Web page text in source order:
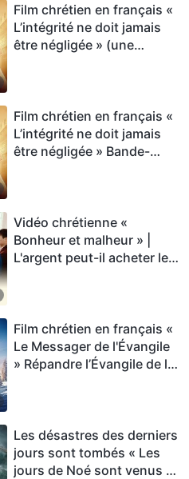
Film chrétien en français «
L’intégrité ne doit jamais
être négligée » (une
Film chrétien en français «
L’intégrité ne doit jamais
être négligée » Bande-
Vidéo chrétienne «
Bonheur et malheur » |
L'argent peut-il acheter le
Film chrétien en français «
Le Messager de l'Évangile
» Répandre l’Évangile de la
Les désastres des derniers
jours sont tombés « Les
jours de Noé sont venus »